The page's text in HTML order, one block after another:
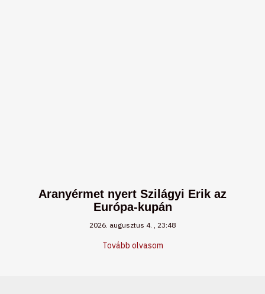
Aranyérmet nyert Szilágyi Erik az
Európa-kupán
2026. augusztus 4. 23:48
Tovább olvasom